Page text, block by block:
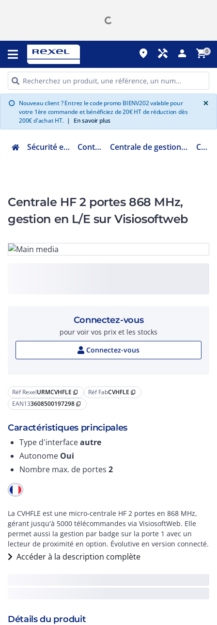
place handyman person shopping_cart0
info Nouveau client ? Entrez le code promo BIENV202 valable pour
votre 1ère commande et bénéficiez de 20€ HT de réduction dès
200€ d'achat HT. | En savoir plus
×
Sécurité et communication Contrôle d'accès Centrale de gestion, UTL et module d'extension CVHFLE
Centrale HF 2 portes 868 MHz,
gestion en L/E sur Visiosoftweb
Réf RexelURMCVHFLE content_copy Réf FabCVHFLE content_copy
EAN133608500197298 content_copy
Caractéristiques principales
Type d'interfaceautre
Autonome Oui
Nombre max. de portes 2
La CVHFLE est une micro-centrale HF 2 portes en 868 MHz,
gérant jusqu'à 5000 télécommandes via VisiosoftWeb. Elle
permet aussi la gestion par badge sur la porte 1 avec un
lecteur de proximité en option. Évolutive en version connecté.
Accéder à la description complète
Détails du produit
Connectez-vous
pour voir vos prix et les stocks
Connectez-vous